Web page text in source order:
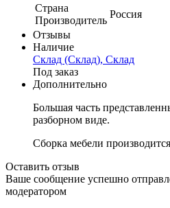
Страна
Производитель
Россия
Отзывы
Наличие
Склад (Склад), Склад
Под заказ
Дополнительно
Большая часть
разборном виде.
Сборка мебели
Оставить отзыв
Ваше сообщение успешно
модератором